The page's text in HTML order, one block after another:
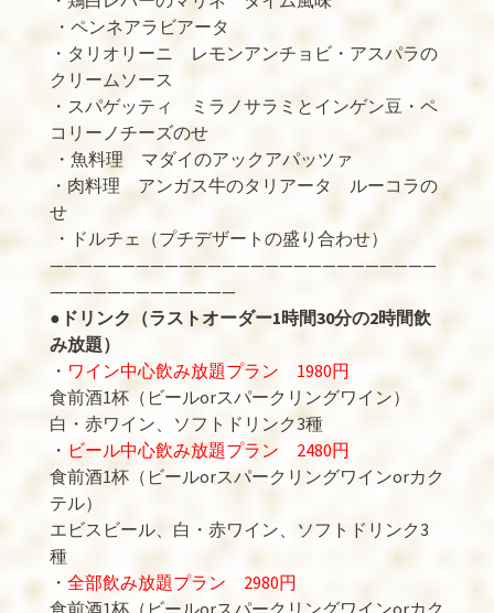
・ペンネアラビアータ
・タリオリーニ レモンアンチョビ・アスパラの
クリームソース
・スパゲッティ ミラノサラミとインゲン豆・ペ
コリーノチーズのせ
・魚料理 マダイのアックアパッツァ
・肉料理 アンガス牛のタリアータ ルーコラの
せ
・ドルチェ（プチデザートの盛り合わせ）
———————————————————————————
—————————————
●ドリンク（ラストオーダー1時間30分の2時間飲
み放題）
・ ワイン中心飲み放題プラン 1980円
食前酒1杯（ビールorスパークリングワイン）
白・赤ワイン、ソフトドリンク3種
・ ビール中心飲み放題プラン 2480円
食前酒1杯（ビールorスパークリングワインorカク
テル）
エビスビール、白・赤ワイン、ソフトドリンク3
種
・ 全部飲み放題プラン 2980円
食前酒1杯（ビールorスパークリングワインorカク